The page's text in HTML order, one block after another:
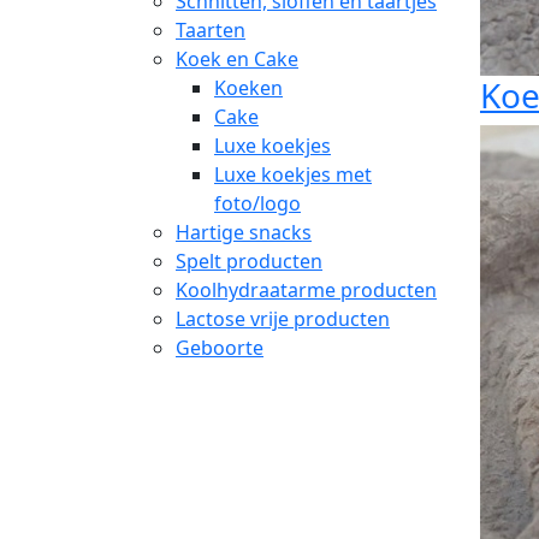
Taarten
Koek en Cake
Koeken
Cake
Luxe koekjes
Luxe koekjes met
foto/logo
Hartige snacks
Spelt producten
Koolhydraatarme producten
Lactose vrije producten
Geboorte